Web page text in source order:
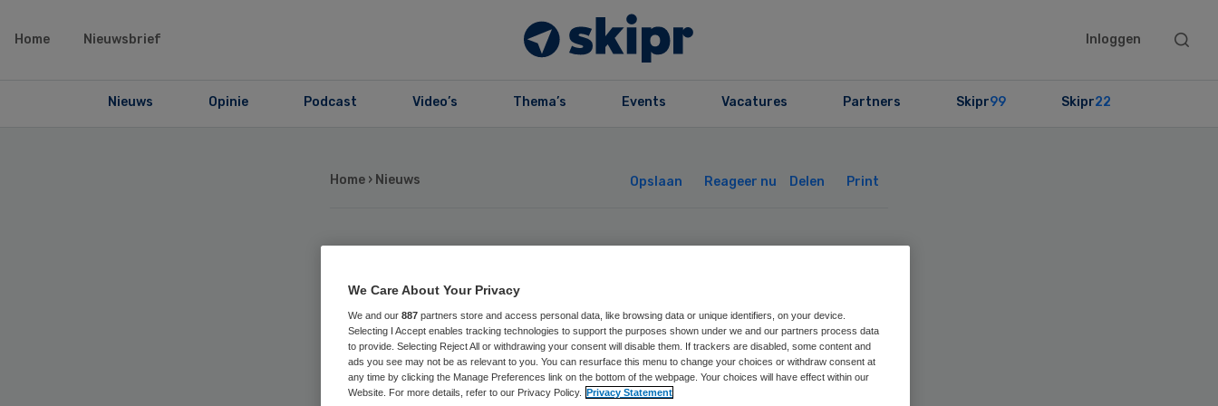
Home Nieuwsbrief Inloggen
Search
Nieuws Opinie Podcast Video’s Thema’s Events Vacatures Partners Skipr99 Skipr22
Home › Nieuws Opslaan Reageer nu Delen Print
Schippers: maak
opname van gesprek
met dokter
We Care About Your Privacy
We and our 887 partners store and access personal data, like browsing data or unique identifiers, on your device.
Selecting I Accept enables tracking technologies to support the purposes shown under we and our partners process data
to provide. Selecting Reject All or withdrawing your consent will disable them. If trackers are disabled, some content and
ads you see may not be as relevant to you. You can resurface this menu to change your choices or withdraw consent at
any time by clicking the Manage Preferences link on the bottom of the webpage. Your choices will have effect within our
Website. For more details, refer to our Privacy Policy. Privacy Statement